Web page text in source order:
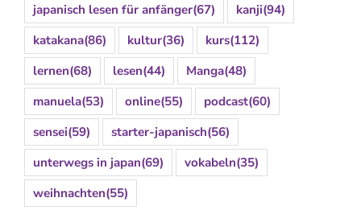
japanisch lesen für anfänger(67) kanji(94)
katakana(86) kultur(36) kurs(112)
lernen(68) lesen(44) Manga(48)
manuela(53) online(55) podcast(60)
sensei(59) starter-japanisch(56)
unterwegs in japan(69) vokabeln(35)
weihnachten(55)